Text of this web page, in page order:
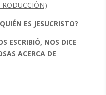
ES JESUCRISTO?
ESCRIBIÓ, NOS DICE
ACERCA DE